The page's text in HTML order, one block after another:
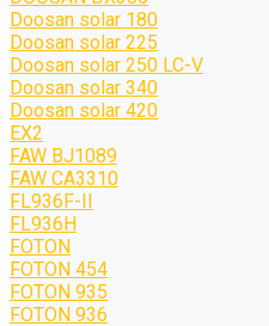
Doosan solar 180
Doosan solar 225
Doosan solar 250 LC-V
Doosan solar 340
Doosan solar 420
EX2
FAW BJ1089
FAW CA3310
FL936F-II
FL936H
FOTON
FOTON 454
FOTON 935
FOTON 936